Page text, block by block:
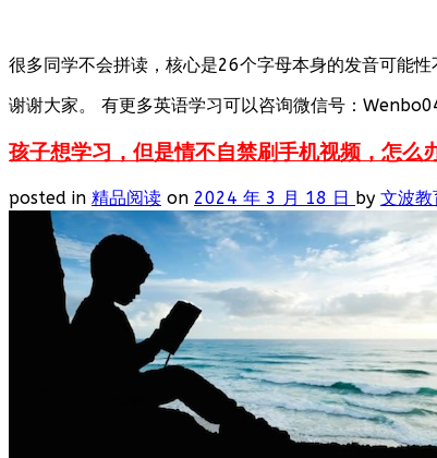
很多同学不会拼读，核心是26个字母本身的发音可能
谢谢大家。 有更多英语学习可以咨询微信号：
孩子想学习，但是情不自禁刷手机视频，怎么
posted in 精品阅读 on 2024 年 3 月 18 日 by 文波教